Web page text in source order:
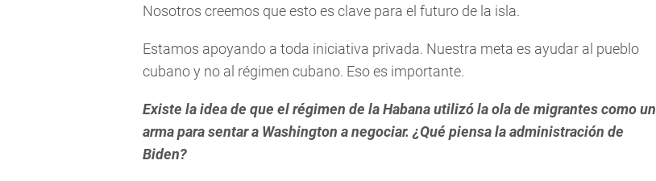
Nosotros creemos que esto es clave para el futuro de la isla.
Estamos apoyando a toda iniciativa privada. Nuestra meta es ayudar al pueblo
cubano y no al régimen cubano. Eso es importante.
Existe la idea de que el régimen de la Habana utilizó la ola de migrantes como un
arma para sentar a Washington a negociar. ¿Qué piensa la administración de
Biden?